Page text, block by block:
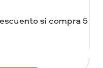
si compra 5